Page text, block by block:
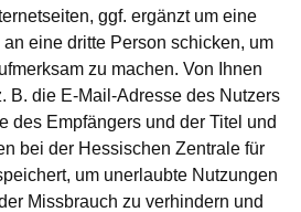
ggf. ergänzt um eine
eine dritte Person schicken, um
zu machen. Von Ihnen
B. die E-Mail-Adresse des Nutzers
des Empfängers und der Titel und
bei der Hessischen Zentrale für
um unerlaubte Nutzungen
Missbrauch zu verhindern und